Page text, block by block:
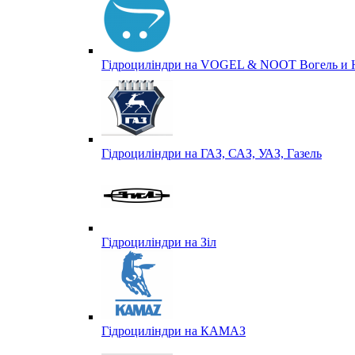
Гідроциліндри на VOGEL & NOOT Вогель и
Гідроциліндри на ГАЗ, САЗ, УАЗ, Газель
Гідроциліндри на Зіл
Гідроциліндри на КАМАЗ